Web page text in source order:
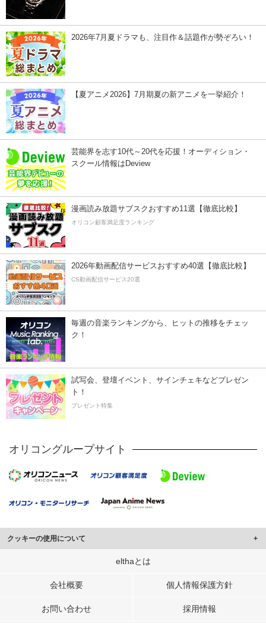
2026年7月夏ドラマも、注目作＆話題作が勢ぞろい！
【夏アニメ2026】7月期夏の新アニメを一挙紹介！
芸能界を志す10代～20代を応援！オーディション・
スクール情報はDeview
漫画読み放題サブスクおすすめ11選【徹底比較】
オリコン顧客満足度ランキング
2026年動画配信サービスおすすめ40選【徹底比較】
CS動画配信サービス20選
毎週の音楽ランキングから、ヒットの推移をチェッ
ク！
試写会、登壇イベント、サインチェキなどプレゼン
ト！
プレゼント特集
オリコングループサイト
クッキーの使用について
このサイトでは Cookie を使用して、ユーザーに合わせたコンテンツや広告の
行っています。
メディアや広告配信、データ解析の各パートナーに提供しています。
elthaとは
会社概要 個人情報保護方針
お問い合わせ 採用情報